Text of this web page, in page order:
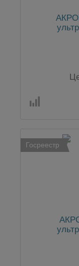
Госреестр